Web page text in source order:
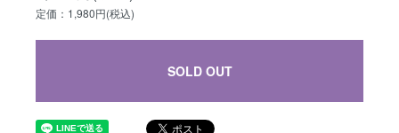
定価：1,980円(税込)
SOLD OUT